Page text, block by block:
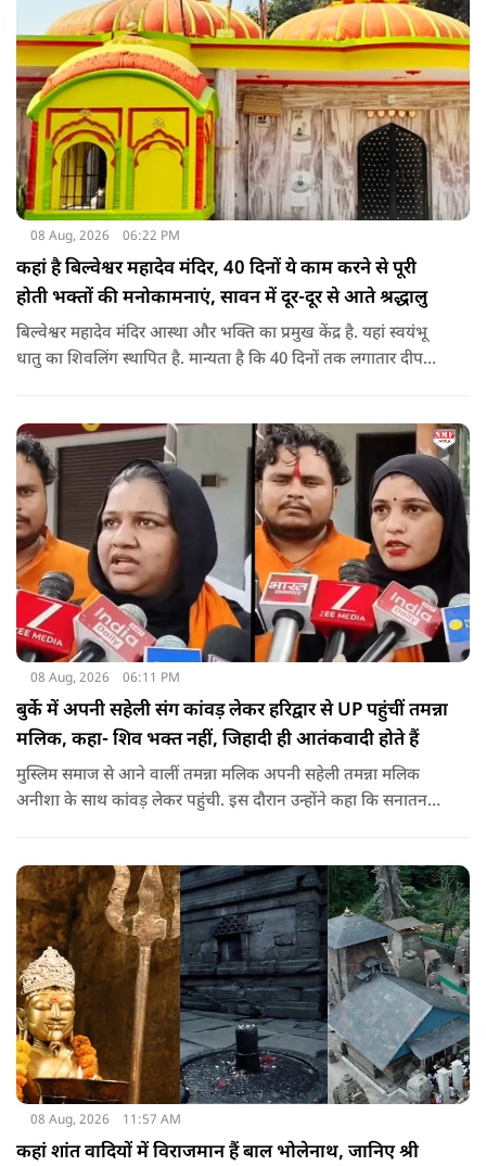
08 Aug, 2026 06:22 PM
कहां है बिल्वेश्वर महादेव मंदिर, 40 दिनों ये काम करने से पूरी
होती भक्तों की मनोकामनाएं, सावन में दूर-दूर से आते श्रद्धालु
बिल्वेश्वर महादेव मंदिर आस्था और भक्ति का प्रमुख केंद्र है. यहां स्वयंभू
धातु का शिवलिंग स्थापित है. मान्यता है कि 40 दिनों तक लगातार दीपक
08 Aug, 2026 06:11 PM
बुर्के में अपनी सहेली संग कांवड़ लेकर हरिद्वार से UP पहुंचीं तमन्ना
मलिक, कहा- शिव भक्त नहीं, जिहादी ही आतंकवादी होते हैं
मुस्लिम समाज से आने वालीं तमन्ना मलिक अपनी सहेली तमन्ना मलिक
अनीशा के साथ कांवड़ लेकर पहुंची. इस दौरान उन्होंने कहा कि सनातन
08 Aug, 2026 11:57 AM
कहां शांत वादियों में विराजमान हैं बाल भोलेनाथ, जानिए श्री